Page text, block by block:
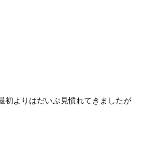
初よりはだいぶ見慣れてきましたが